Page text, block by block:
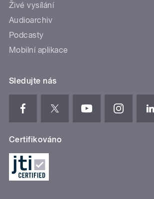
Živé vysílání
Audioarchiv
Podcasty
Mobilní aplikace
Sledujte nás
Certifikováno